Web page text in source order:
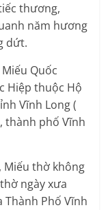
thương,
năm hương
dứt.
Quốc
Hiệp thuộc Hộ
Vĩnh Long (
thành phố Vĩnh
Miếu thờ không
ngày xưa
Thành Phố Vĩnh